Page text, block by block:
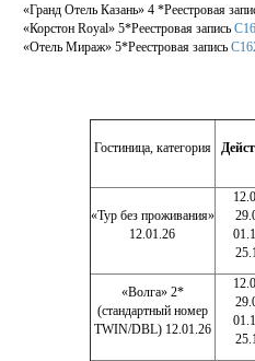
«Гранд Отель Казань» 4 *Реестровая
«Корстон Royal» 5*Реестровая запись
«Отель Мираж» 5*Реестровая запись
Гостиница, категория
«Тур без проживания»
12.01.26
«Волга» 2*
(стандартный номер
TWIN/DBL) 12.01.26